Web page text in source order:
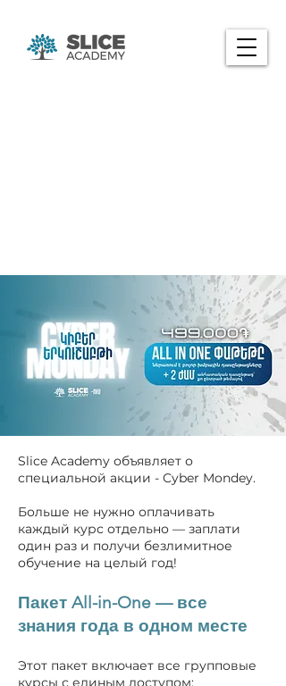
Slice Academy объявляет о
специальной акции - Cyber Mondey.
Больше не нужно оплачивать
каждый курс отдельно — заплати
один раз и получи безлимитное
обучение на целый год!
Пакет All-in-One — все
знания года в одном месте
Этот пакет включает все групповые
курсы с единым доступом: